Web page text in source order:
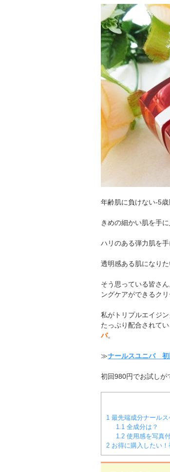
年齢肌に負けない‐5歳
きめの細かい肌を手に
ハリのある弾力肌を手
透明感ある肌になりた
そう思っている皆さ
ングケアができるク
私がトリプルエイジ
たっぷり配合されて
バ。
≫ナールスユニバ 初
初回980円でお試しが
1 最先端成分ナール
1.1全成分は？
1.2使用感を写真
2 お得に購入したい